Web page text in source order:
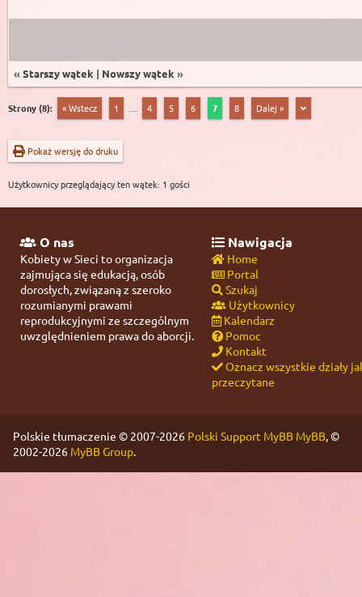
« Starszy wątek | Nowszy wątek »
Strony (8): « Wstecz 1 4 5 6 7 8 Dalej »
Pokaż wersję do druku
Użytkownicy przeglądający ten wątek: 1 gości
O nas
Kobiety w Sieci to organizacja
zajmująca się edukacją, osób
dorosłych, związaną z szeroko
rozumianymi prawami
reprodukcyjnymi ze szczególnym
uwzględnieniem prawa do aborcji.
Nawigacja
Home
Portal
Szukaj
Użytkownicy
Kalendarz
Pomoc
Kontakt
Oznacz wszystkie działy
przeczytane
Polskie tłumaczenie © 2007-2026 Polski Support MyBB MyBB, ©
2002-2026 MyBB Group.